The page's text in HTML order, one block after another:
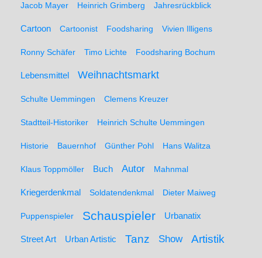
Jacob Mayer Heinrich Grimberg Jahresrückblick
Cartoon Cartoonist Foodsharing Vivien Illigens
Ronny Schäfer Timo Lichte Foodsharing Bochum
Lebensmittel Weihnachtsmarkt
Schulte Uemmingen Clemens Kreuzer
Stadtteil-Historiker Heinrich Schulte Uemmingen
Historie Bauernhof Günther Pohl Hans Walitza
Klaus Toppmöller Buch Autor Mahnmal
Kriegerdenkmal Soldatendenkmal Dieter Maiweg
Puppenspieler Schauspieler Urbanatix
Street Art Urban Artistic Tanz Show Artistik